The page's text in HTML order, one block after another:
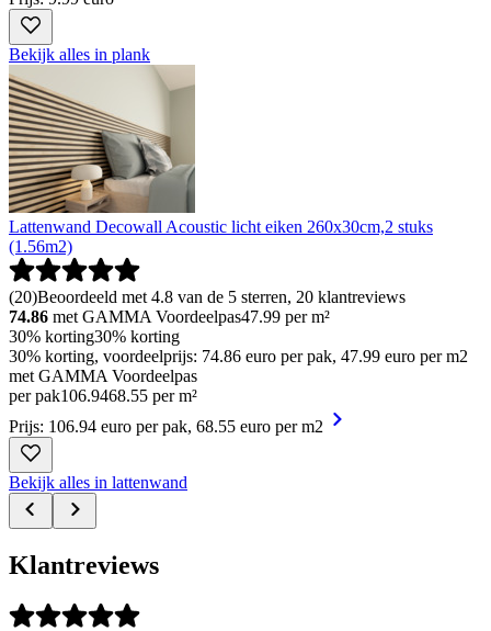
Bekijk alles in plank
Lattenwand Decowall Acoustic licht eiken 260x30cm,2 stuks
(1.56m2)
(20)Beoordeeld met 4.8 van de 5 sterren, 20 klantreviews
74.86 met GAMMA Voordeelpas47.99 per m²
30% korting30% korting
30% korting, voordeelprijs: 74.86 euro per pak, 47.99 euro per m2
met GAMMA Voordeelpas
per pak106.9468.55 per m²
Prijs: 106.94 euro per pak, 68.55 euro per m2
Bekijk alles in lattenwand
Klantreviews